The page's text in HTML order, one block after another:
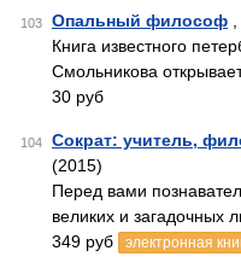
103 Опальный философ
Книга известного
Смольникова
30 руб
104 Сократ: учитель,
(2015)
Перед вами
великих и
349 руб
электронная